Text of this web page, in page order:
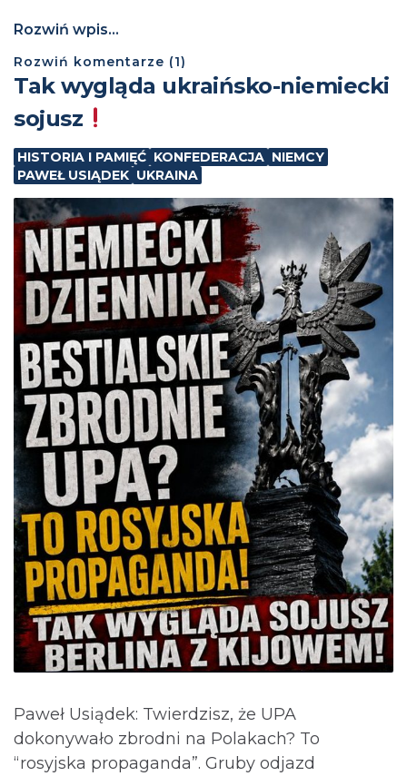
Rozwiń wpis...
Rozwiń komentarze (1)
Tak wygląda ukraińsko-niemiecki
sojusz
HISTORIA I PAMIĘĆ KONFEDERACJA NIEMCY
PAWEŁ USIĄDEK UKRAINA
Paweł Usiądek: Twierdzisz, że UPA
dokonywało zbrodni na Polakach? To
“rosyjska propaganda”. Gruby odjazd